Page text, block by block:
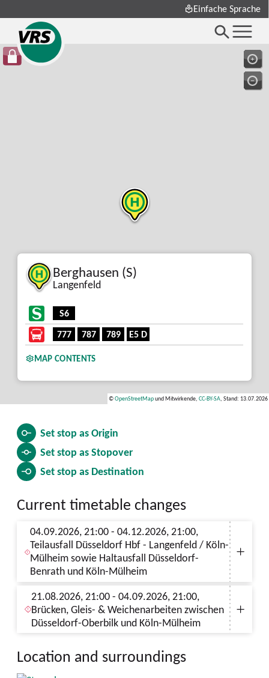
Einfache Sprache
Berghausen (S)
Langenfeld
S6
777
787 789 E5 D
MAP CONTENTS
©OpenStreetMapund Mitwirkende, CC-BY-SA, Stand: 13.07.2026
Set stop asOrigin
Set stop asStopover
Set stop as Destination
Current timetable changes
04.09.2026, 21:00 - 04.12.2026, 21:00,
Teilausfall Düsseldorf Hbf - Langenfeld / Köln-
Mülheim sowie Haltausfall Düsseldorf-
Benrath und Köln-Mülheim
21.08.2026, 21:00 - 04.09.2026, 21:00,
Brücken, Gleis- & Weichenarbeiten zwischen
Düsseldorf-Oberbilk und Köln-Mülheim
Location and surroundings